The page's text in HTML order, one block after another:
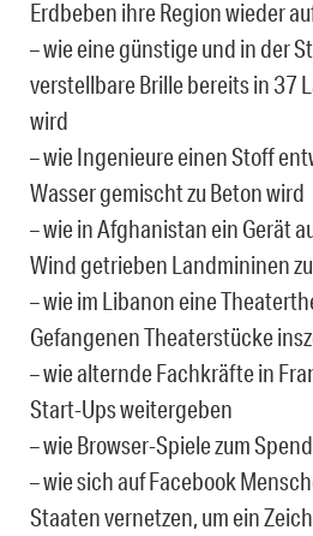
Erdbeben ihre Region wieder
– wie eine günstige und in der
verstellbare Brille bereits in 37
wird
– wie Ingenieure einen Stoff
Wasser gemischt zu Beton wird
– wie in Afghanistan ein Gerät
Wind getrieben Landmininen
– wie im Libanon eine
Gefangenen Theaterstücke
– wie alternde Fachkräfte in
Start-Ups weitergeben
– wie Browser-Spiele zum
– wie sich auf Facebook
Staaten vernetzen, um ein